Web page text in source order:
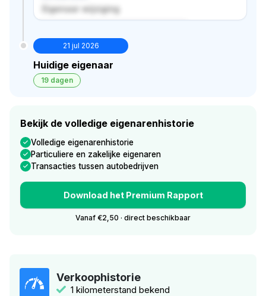
Eigenaar wijziging
21 jul 2026
Huidige eigenaar
19 dagen
Bekijk de volledige eigenarenhistorie
Volledige eigenarenhistorie
Particuliere en zakelijke eigenaren
Transacties tussen autobedrijven
Download het Premium Rapport
Vanaf €2,50 · direct beschikbaar
Verkoophistorie
1 kilometerstand bekend